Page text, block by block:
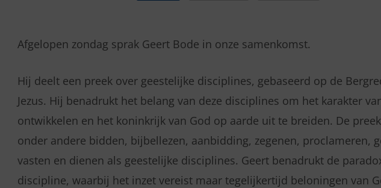
Afgelopen zondag sprak Geert Bode in onze samenkomst.
Hij deelt een preek over geestelijke disciplines, gebaseerd op de
Jezus. Hij benadrukt het belang van deze disciplines om het karakter
ontwikkelen en het koninkrijk van God op aarde uit te breiden. De
onder andere bidden, bijbellezen, aanbidding, zegenen, proclameren,
vasten en dienen als geestelijke disciplines. Geert benadrukt de
discipline, waarbij het inzet vereist maar tegelijkertijd beloningen van